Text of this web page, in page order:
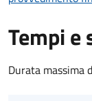
Tempi e
Durata massima